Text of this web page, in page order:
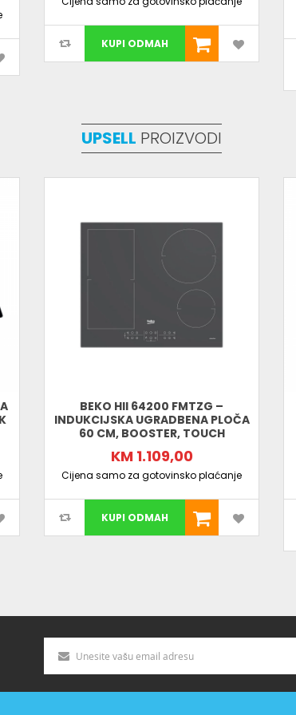
KUPI ODMAH
UPSELL PROIZVODI
BEKO HII 64200 FMTZG –
INDUKCIJSKA UGRADBENA PLOČA
60 CM, BOOSTER, TOUCH
KM 1.109,00
Cijena samo za gotovinsko plaćanje
KUPI ODMAH